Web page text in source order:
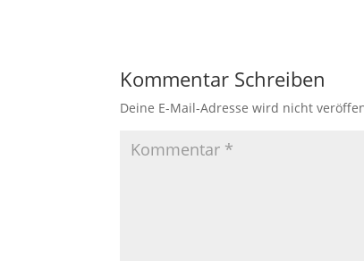
Kommentar Schreiben
Deine E-Mail-Adresse wird nicht